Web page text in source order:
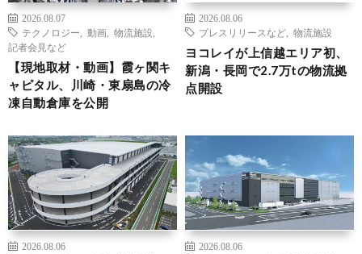
2026.08.07
テクノロジー
動画 物流施設
記者会見など
【現地取材・動画】霞ヶ関キ
ャピタル、川崎・東扇島の冷
凍自動倉庫を公開
2026.08.06
プレスリリースなど
物流施設
ヨコレイが上信越エリア初、
新潟・長岡で2.7万tの物流拠
点開設
2026.08.06
2026.08.06